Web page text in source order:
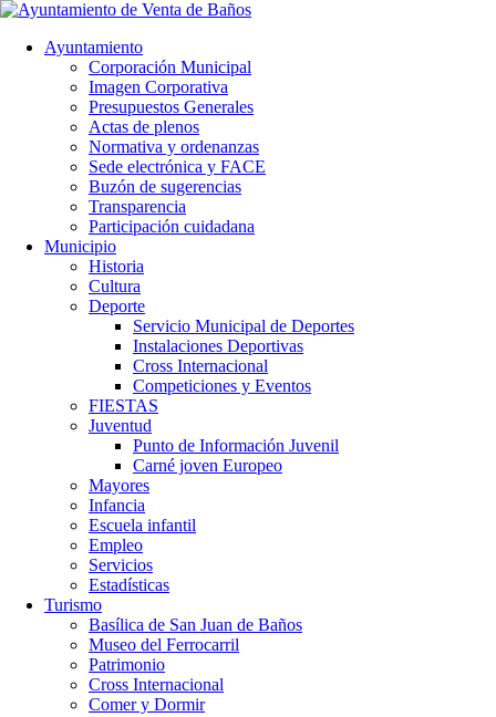
Ayuntamiento
Corporación Municipal
Imagen Corporativa
Presupuestos Generales
Actas de plenos
Normativa y ordenanzas
Sede electrónica y FACE
Buzón de sugerencias
Transparencia
Participación cuidadana
Municipio
Historia
Cultura
Deporte
Servicio Municipal de Deportes
Instalaciones Deportivas
Cross Internacional
Competiciones y Eventos
FIESTAS
Juventud
Punto de Información Juvenil
Carné joven Europeo
Mayores
Infancia
Escuela infantil
Empleo
Servicios
Estadísticas
Turismo
Basílica de San Juan de Baños
Museo del Ferrocarril
Patrimonio
Cross Internacional
Comer y Dormir